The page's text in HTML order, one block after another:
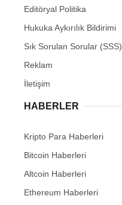
Editöryal Politika
Hukuka Aykırılık Bildirimi
Sık Sorulan Sorular (SSS)
Reklam
İletişim
HABERLER
Kripto Para Haberleri
Bitcoin Haberleri
Altcoin Haberleri
Ethereum Haberleri